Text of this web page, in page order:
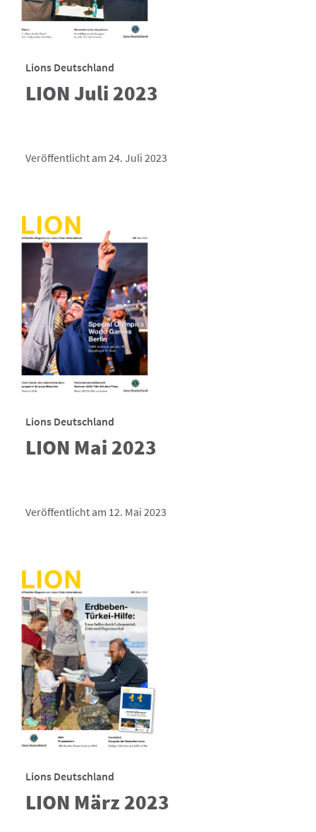
Lions Deutschland
LION Juli 2023
Veröffentlicht am 24. Juli 2023
Lions Deutschland
LION Mai 2023
Veröffentlicht am 12. Mai 2023
Lions Deutschland
LION März 2023